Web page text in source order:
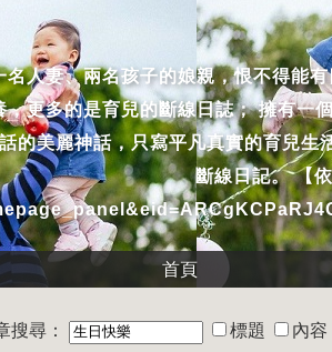
名人妻、兩名孩子的娘親，恨不得能
，更多的是育兒的斷線日誌； 擁有一
的美麗神話，只寫平凡真實的育兒
斷線日記。 【
首頁
搜尋： 標題 內容